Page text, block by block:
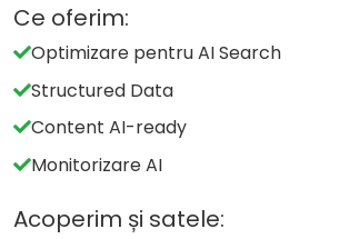
Ce oferim:
Optimizare pentru AI Search
Structured Data
Content AI-ready
Monitorizare AI
Acoperim și satele: